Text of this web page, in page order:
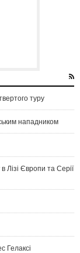
туру
нападником
Лізі Європи та Серії
Гелаксі